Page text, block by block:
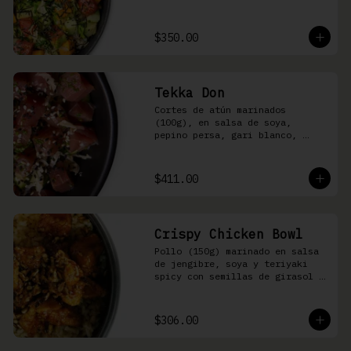
$350.00
Tekka Don
Cortes de atún marinados
(100g), en salsa de soya,
pepino persa, gari blanco,
$411.00
Crispy Chicken Bowl
Pollo (150g) marinado en salsa
de jengibre, soya y teriyaki
spicy con semillas de girasol y
$306.00